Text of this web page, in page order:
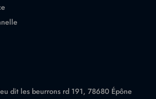
dit les beurrons rd 191, 78680 Épône